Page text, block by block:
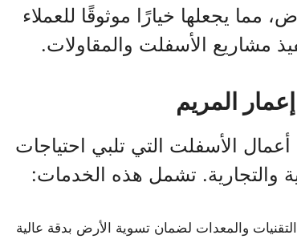
مما يجعلها خيارًا موثوقًا للعملاء
مشاريع الأسفلت والمقاولات.
المريم
الأسفلت التي تلبي احتياجات
والتجارية. تشمل هذه الخدمات:
والمعدات لضمان تسوية الأرض بدقة عالية